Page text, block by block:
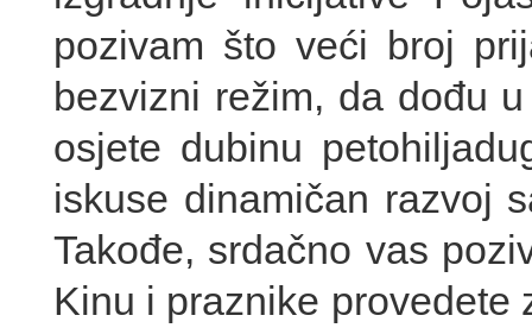
pozivam što veći broj
bezvizni režim, da dođu
osjete dubinu
iskuse dinamičan razvoj
Takođe, srdačno vas
Kinu i praznike provedete